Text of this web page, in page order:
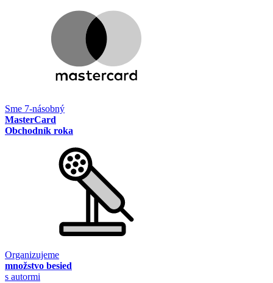
Sme 7-násobný
MasterCard
Obchodník roka
Organizujeme
množstvo besied
s autormi